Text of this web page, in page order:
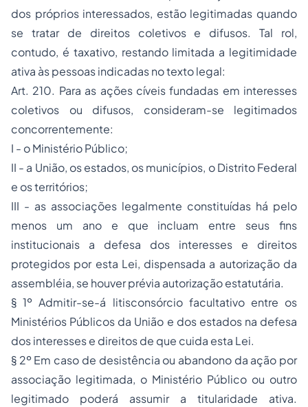
dos próprios interessados, estão legitimadas quando
se tratar de direitos coletivos e difusos. Tal rol,
contudo, é taxativo, restando limitada a legitimidade
ativa às pessoas indicadas no texto legal:
Art. 210. Para as ações cíveis fundadas em interesses
coletivos ou difusos, consideram-se legitimados
concorrentemente:
I - o Ministério Público;
II - a União, os estados, os municípios, o Distrito Federal
e os territórios;
III - as associações legalmente constituídas há pelo
menos um ano e que incluam entre seus fins
institucionais a defesa dos interesses e direitos
protegidos por esta Lei, dispensada a autorização da
assembléia, se houver prévia autorização estatutária.
§ 1º Admitir-se-á litisconsórcio facultativo entre os
Ministérios Públicos da União e dos estados na defesa
dos interesses e direitos de que cuida esta Lei.
§ 2º Em caso de desistência ou abandono da ação por
associação legitimada, o Ministério Público ou outro
legitimado poderá assumir a titularidade ativa.